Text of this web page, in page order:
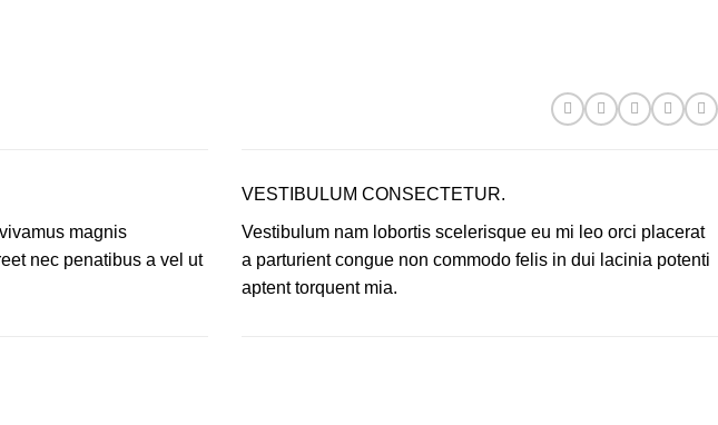
magnis
nec penatibus a vel ut
VESTIBULUM CONSECTETUR.
Vestibulum nam lobortis scelerisque eu mi leo orci placerat
a parturient congue non commodo felis in dui lacinia potenti
aptent torquent mia.